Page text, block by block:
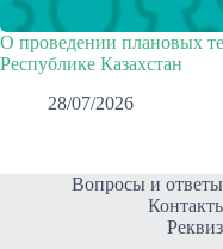
О проведении плановых
Республике Казахстан
28/07/2026
Вопросы и ответы